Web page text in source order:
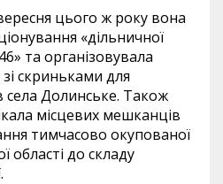
цього ж року вона
«дільничної
та організовувала
скриньками для
села Долинське. Також
місцевих мешканців
тимчасово окупованої
області до складу